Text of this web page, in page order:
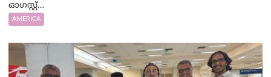
ഓഗസ്റ്റ്…
AMERICA